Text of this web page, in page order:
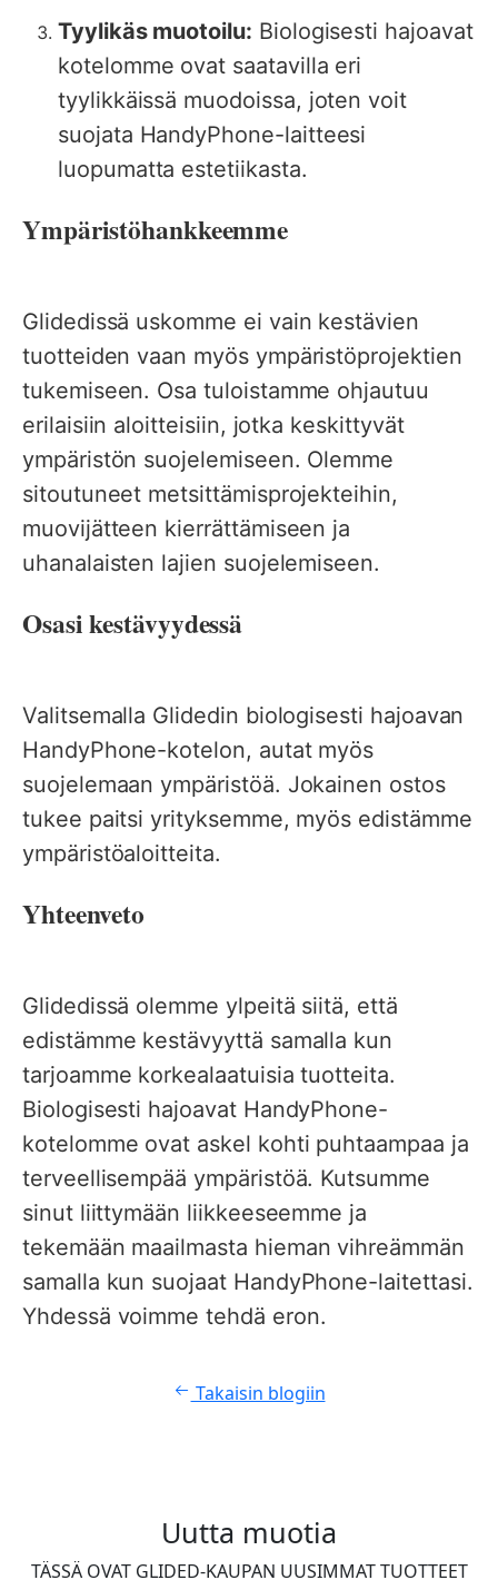
Tyylikäs muotoilu: Biologisesti hajoavat
kotelomme ovat saatavilla eri
tyylikkäissä muodoissa, joten voit
suojata HandyPhone-laitteesi
luopumatta estetiikasta.
Ympäristöhankkeemme
Glidedissä uskomme ei vain kestävien
tuotteiden vaan myös ympäristöprojektien
tukemiseen. Osa tuloistamme ohjautuu
erilaisiin aloitteisiin, jotka keskittyvät
ympäristön suojelemiseen. Olemme
sitoutuneet metsittämisprojekteihin,
muovijätteen kierrättämiseen ja
uhanalaisten lajien suojelemiseen.
Osasi kestävyydessä
Valitsemalla Glidedin biologisesti hajoavan
HandyPhone-kotelon, autat myös
suojelemaan ympäristöä. Jokainen ostos
tukee paitsi yrityksemme, myös edistämme
ympäristöaloitteita.
Yhteenveto
Glidedissä olemme ylpeitä siitä, että
edistämme kestävyyttä samalla kun
tarjoamme korkealaatuisia tuotteita.
Biologisesti hajoavat HandyPhone-
kotelomme ovat askel kohti puhtaampaa ja
terveellisempää ympäristöä. Kutsumme
sinut liittymään liikkeeseemme ja
tekemään maailmasta hieman vihreämmän
samalla kun suojaat HandyPhone-laitettasi.
Yhdessä voimme tehdä eron.
Takaisin blogiin
Uutta muotia
TÄSSÄ OVAT GLIDED-KAUPAN UUSIMMAT TUOTTEET